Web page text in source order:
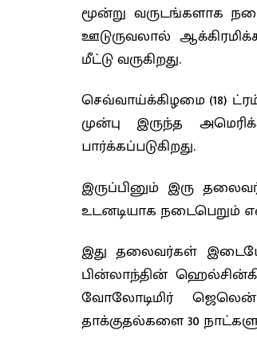
மூன்று வருடங்களாக
ஊடுருவலால்
மீட்டு வருகிறது.
செவ்வாய்க்கிழமை (18)
முன்பு இருந்த
பார்க்கப்படுகிறது.
இருப்பினும் இரு
உடனடியாக நடைபெறும்
இது தலைவர்கள்
பின்லாந்தின்
வோலோடிமிர்
தாக்குதல்களை 30